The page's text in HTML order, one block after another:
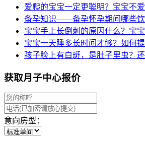
爱爬的宝宝一定更聪明？宝宝不爱
备孕知识——备孕怀孕期间哪些饮
宝宝手上长倒刺的原因什么？宝宝
宝宝一天睡多长时间才够？如何提
孩子脸上有白斑，是肚子里虫？还
获取月子中心报价
意向房型：